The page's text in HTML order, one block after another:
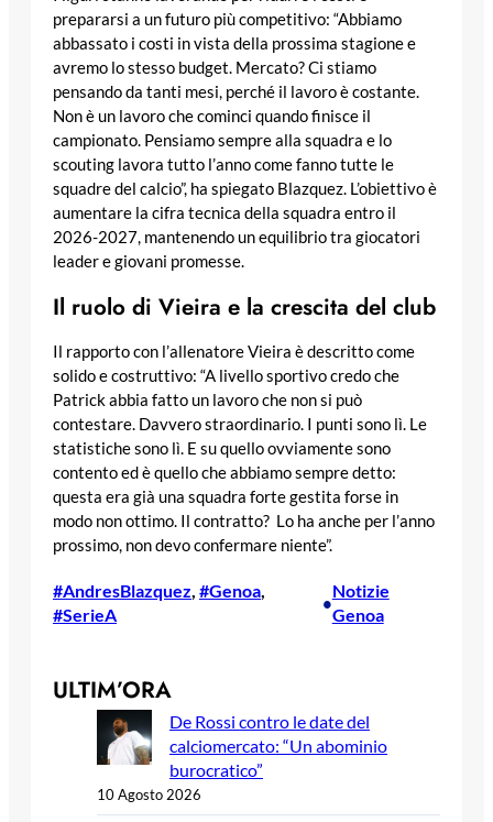
prepararsi a un futuro più competitivo: “Abbiamo
abbassato i costi in vista della prossima stagione e
avremo lo stesso budget. Mercato? Ci stiamo
pensando da tanti mesi, perché il lavoro è costante.
Non è un lavoro che cominci quando finisce il
campionato. Pensiamo sempre alla squadra e lo
scouting lavora tutto l’anno come fanno tutte le
squadre del calcio”, ha spiegato Blazquez. L’obiettivo è
aumentare la cifra tecnica della squadra entro il
2026-2027, mantenendo un equilibrio tra giocatori
leader e giovani promesse.
Il ruolo di Vieira e la crescita del club
Il rapporto con l’allenatore Vieira è descritto come
solido e costruttivo: “A livello sportivo credo che
Patrick abbia fatto un lavoro che non si può
contestare. Davvero straordinario. I punti sono lì. Le
statistiche sono lì. E su quello ovviamente sono
contento ed è quello che abbiamo sempre detto:
questa era già una squadra forte gestita forse in
modo non ottimo. Il contratto? Lo ha anche per l’anno
prossimo, non devo confermare niente”.
#AndresBlazquez #Genoa
#SerieA
•
Notizie
Genoa
ULTIM’ORA
De Rossi contro le date del
calciomercato: “Un abominio
burocratico”
10 Agosto 2026